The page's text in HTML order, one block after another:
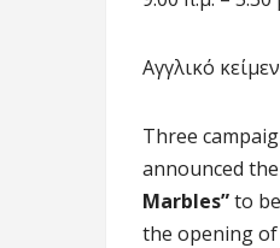
Αγγλικό
Three
announced
Marbles”to
the opening of